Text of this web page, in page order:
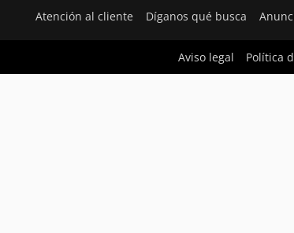
Atención al cliente Díganos qué busca
Aviso legal Política